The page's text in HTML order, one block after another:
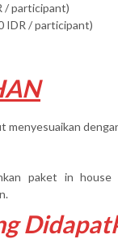
/ participant)
IDR / participant)
paket in house